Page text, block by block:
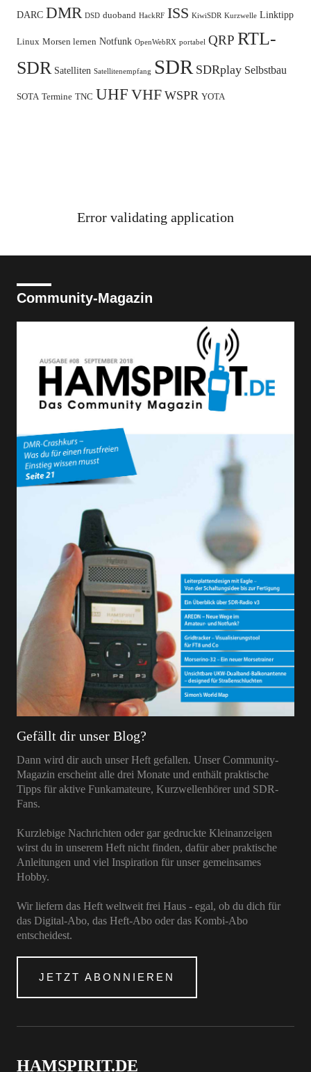
DARC DMR DSD duoband HackRF ISS KiwiSDR Kurzwelle Linktipp
Linux Morsen lernen Notfunk OpenWebRX portabel QRP RTL-
SDR Satelliten Satellitenempfang SDR SDRplay Selbstbau
SOTA Termine TNC UHF VHF WSPR YOTA
Error validating application
Community-Magazin
Gefällt dir unser Blog?
Dann wird dir auch unser Heft gefallen. Unser Community-
Magazin erscheint alle drei Monate und enthält praktische
Tipps für aktive Funkamateure, Kurzwellenhörer und SDR-
Fans.
Kurzlebige Nachrichten oder gar gedruckte Kleinanzeigen
wirst du in unserem Heft nicht finden, dafür aber praktische
Anleitungen und viel Inspiration für unser gemeinsames
Hobby.
Wir liefern das Heft weltweit frei Haus - egal, ob du dich für
das Digital-Abo, das Heft-Abo oder das Kombi-Abo
entscheidest.
JETZT ABONNIEREN
HAMSPIRIT.DE